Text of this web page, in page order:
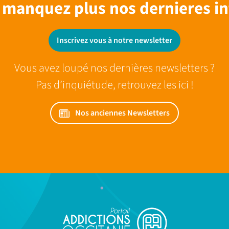
plus nos dernieres
Inscrivez vous à notre newsletter
Vous avez loupé nos dernières newsletters ?
Pas d’inquiétude, retrouvez les ici !
Nos anciennes Newsletters